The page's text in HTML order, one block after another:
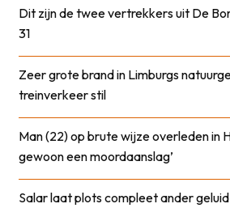
Dit zijn de twee vertrekkers uit De
31
Zeer grote brand in Limburgs
treinverkeer stil
Man (22) op brute wijze overleden in
gewoon een moordaanslag’
Salar laat plots compleet ander